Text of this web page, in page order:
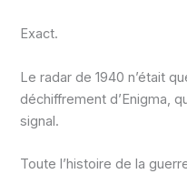
Exact.
Le radar de 1940 n’était
déchiffrement d’Enigma,
signal.
Toute l’histoire de la